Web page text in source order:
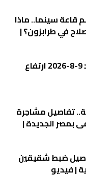
وتضم قاعة سينما.. ماذا
في طرابزون؟ |
سعر الذهب اليوم الأحد 9-8-2026 ارتفاع
تفاصيل مشاجرة
بمصر الجديدة |
ضبط شقيقين
| فيديو